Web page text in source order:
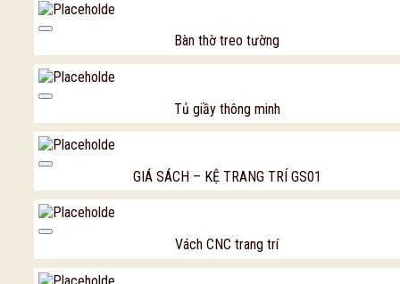
Bàn thờ treo tường
Tủ giầy thông minh
GIÁ SÁCH – KỆ TRANG TRÍ GS01
Vách CNC trang trí